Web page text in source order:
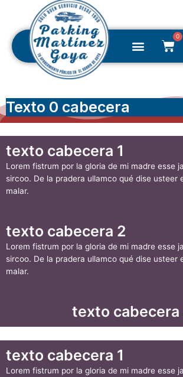
contenido
Menú 0
Texto 0 cabecera
texto cabecera 1
Lorem fistrum por la gloria de mi madre esse
sircoo. De la pradera ullamco qué dise usteer
malar.
texto cabecera 2
Lorem fistrum por la gloria de mi madre esse
sircoo. De la pradera ullamco qué dise usteer
malar.
texto cabecera
texto cabecera 1
Lorem fistrum por la gloria de mi madre esse